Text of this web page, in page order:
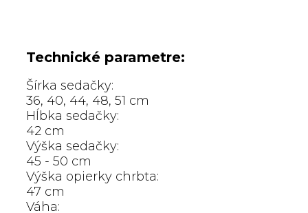
Technické parametre:
Šírka sedačky:
36, 40, 44, 48, 51 cm
Hĺbka sedačky:
42 cm
Výška sedačky:
45 - 50 cm
Výška opierky chrbta:
47 cm
Váha: